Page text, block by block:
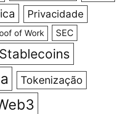
Privacidade
of Work SEC
Stablecoins
Tokenização